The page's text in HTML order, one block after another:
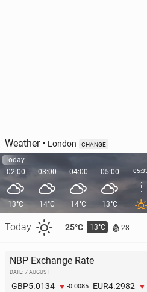
Weather• London CHANGE
Today
02:00
13°C
Today 25°C 13°C 28
03:00
14°C
04:00
14°C
05:00
13°C
NBP Exchange Rate
DATE: 7 AUGUST
GBP5.0134 -0.0085 EUR4.2982